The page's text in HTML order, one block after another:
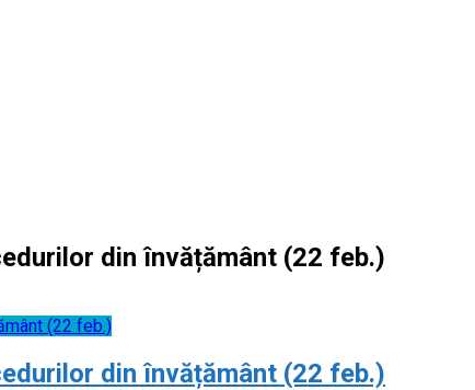
din învățământ (22 feb.)
(22 feb.)
din învățământ (22 feb.)